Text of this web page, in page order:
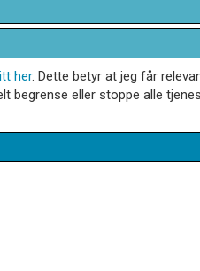
her. Dette betyr at jeg får
begrense eller stoppe alle